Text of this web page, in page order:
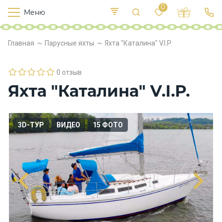
Главная Парусные яхты Яхта "Каталина" V.I.P.
0 отзыв
Яхта "Каталина" V.I.P.
3D-ТУР ВИДЕО 15 ФОТО
Меню
0
Т
е
о
о
ы
П
и
а
н
и
е
К
в
Р